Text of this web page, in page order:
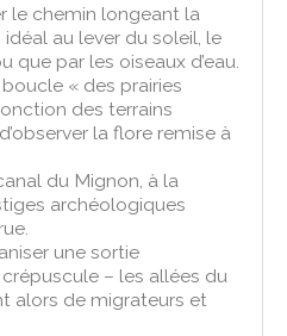
le chemin longeant la
au lever du soleil, le
que par les oiseaux d’eau.
boucle « des prairies
des terrains
la flore remise à
du Mignon, à la
archéologiques
une sortie
– les allées du
alors de migrateurs et